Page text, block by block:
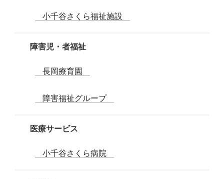
小千谷さくら福祉施設
障害児・者福祉
長岡療育園
障害福祉グループ
医療サービス
小千谷さくら病院